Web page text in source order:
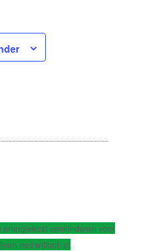
energiekost verminderen voor
met witloof- of